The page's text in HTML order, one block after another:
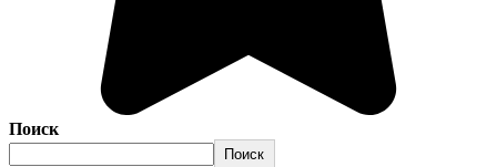
Поиск
Поиск